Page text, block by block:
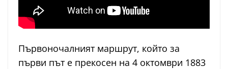
Първоночалният маршрут, който за
първи път е прекосен на 4 октомври 1883